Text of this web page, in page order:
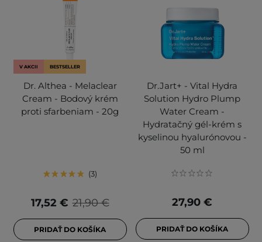
V AKCII BESTSELLER
Dr. Althea - Melaclear
Cream - Bodový krém
proti sfarbeniam - 20g
3
21,90 €
17,52 €
PRIDAŤ DO KOŠÍKA
Dr.Jart+ - Vital Hydra
Solution Hydro Plump
Water Cream -
Hydratačný gél-krém s
kyselinou hyalurónovou -
50 ml
27,90 €
PRIDAŤ DO KOŠÍKA